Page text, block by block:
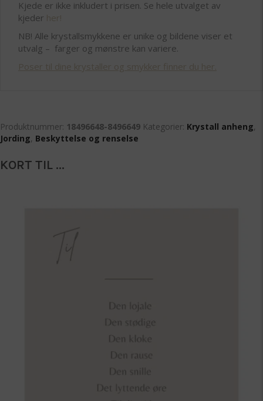
Kjede er ikke inkludert i prisen. Se hele utvalget av
kjeder her!
NB! Alle krystallsmykkene er unike og bildene viser et
utvalg – farger og mønstre kan variere.
Poser til dine krystaller og smykker finner du her.
Produktnummer: 18496648-8496649 Kategorier: Krystall anheng,
Jording, Beskyttelse og renselse
KORT TIL ...